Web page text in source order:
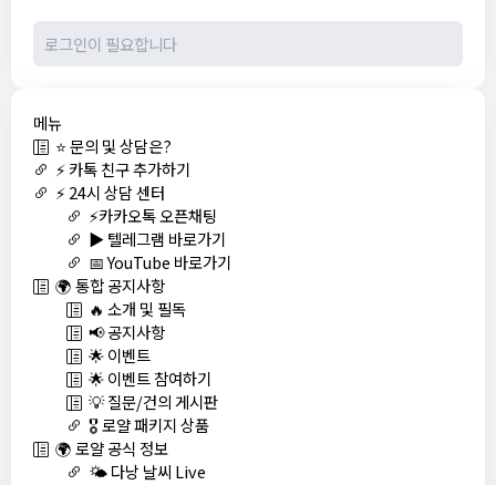
메뉴
⭐ 문의 및 상담은?
⚡ 카톡 친구 추가하기
⚡ 24시 상담 센터
⚡카카오톡 오픈채팅
▶️ 텔레그램 바로가기
📅 YouTube 바로가기
🌍 통합 공지사항
🔥 소개 및 필독
📢 공지사항
🌟 이벤트
🌟 이벤트 참여하기
💡 질문/건의 게시판
🎖️ 로얄 패키지 상품
🌍 로얄 공식 정보
🌤️ 다낭 날씨 Live